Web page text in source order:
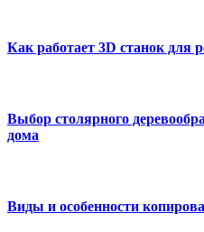
Как работает 3D станок для
Выбор столярного
дома
Виды и особенности